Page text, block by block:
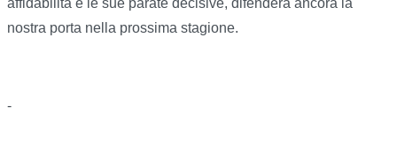
affidabilità e le sue parate decisive, difenderà ancora la
nostra porta nella prossima stagione.
-